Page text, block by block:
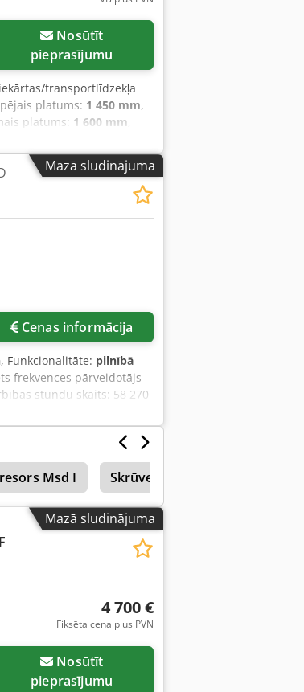
pieprasījumu
transportlīdzekļa
platums: 1 450 mm,
platums: 1 600 mm,
pārveidotāju ATLAS
kā arī mūsu uzņēmuma
sadarbību ar Jums.
Mūsu priekšrocība
ATLAS COPCO
Mazā sludinājuma
Cenas informācija
, Funkcionalitāte: pilnībā
frekvences pārveidotājs
stundu skaits: 58 270
Msd I Skrūve Maksimuma
Mazā sludinājuma
4 700 €
Fiksēta cena plus PVN
pieprasījumu